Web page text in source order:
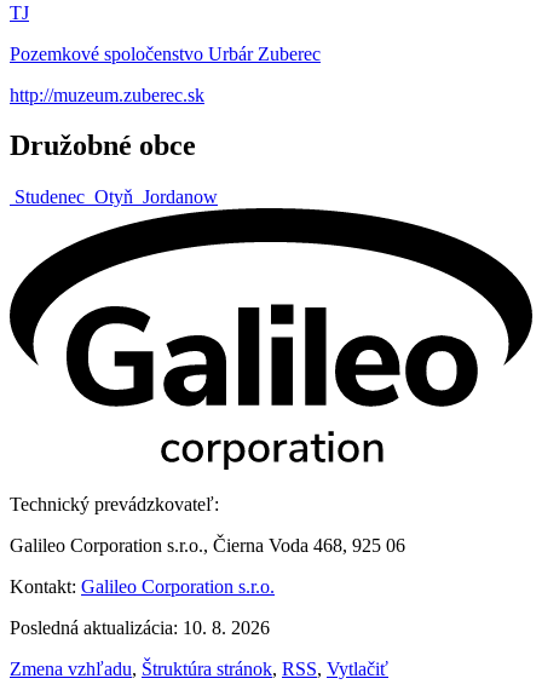
TJ
Pozemkové spoločenstvo Urbár Zuberec
http://muzeum.zuberec.sk
Družobné obce
Studenec Otyň Jordanow
Technický prevádzkovateľ:
Galileo Corporation s.r.o., Čierna Voda 468, 925 06
Kontakt: Galileo Corporation s.r.o.
Posledná aktualizácia: 10. 8. 2026
Zmena vzhľadu, Štruktúra stránok, RSS, Vytlačiť